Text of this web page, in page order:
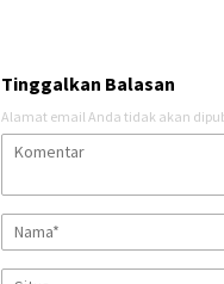
Tinggalkan Balasan
Alamat email Anda tidak akan